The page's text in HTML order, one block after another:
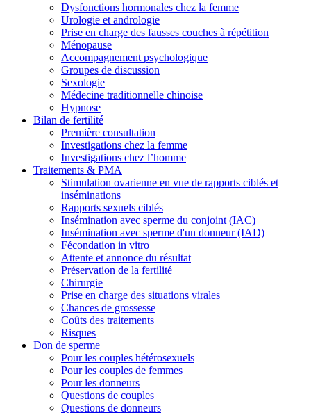
Dysfonctions hormonales chez la femme
Urologie et andrologie
Prise en charge des fausses couches à répétition
Ménopause
Accompagnement psychologique
Groupes de discussion
Sexologie
Médecine traditionnelle chinoise
Hypnose
Bilan de fertilité
Première consultation
Investigations chez la femme
Investigations chez l’homme
Traitements & PMA
Stimulation ovarienne en vue de rapports ciblés et
inséminations
Rapports sexuels ciblés
Insémination avec sperme du conjoint (IAC)
Insémination avec sperme d'un donneur (IAD)
Fécondation in vitro
Attente et annonce du résultat
Préservation de la fertilité
Chirurgie
Prise en charge des situations virales
Chances de grossesse
Coûts des traitements
Risques
Don de sperme
Pour les couples hétérosexuels
Pour les couples de femmes
Pour les donneurs
Questions de couples
Questions de donneurs